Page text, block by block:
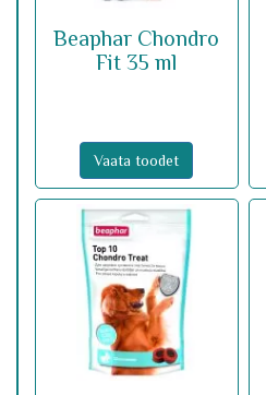
Beaphar Chondro
Fit 35 ml
Vaata toodet